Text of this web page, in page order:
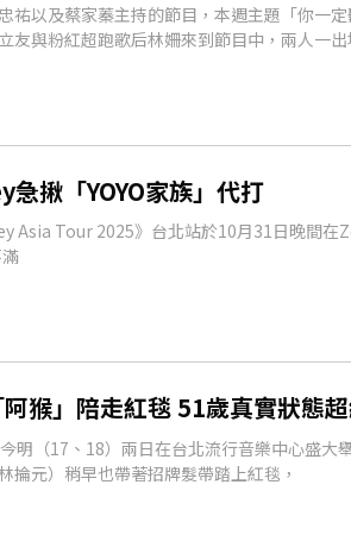
祐以及蔡家蓁主持的節目，本週主題「你一
友與粉紅超跑歌后林姍來到節目中，兩人一出
揪「YOYO家族」代打
Asia Tour 2025》台北站於10月31日晚間在
猴」陪走紅毯 51歲真實狀態
明（17、18）兩日在台北流行音樂中心盛大
掄元）稍早也帶著招牌髮帶踏上紅毯，